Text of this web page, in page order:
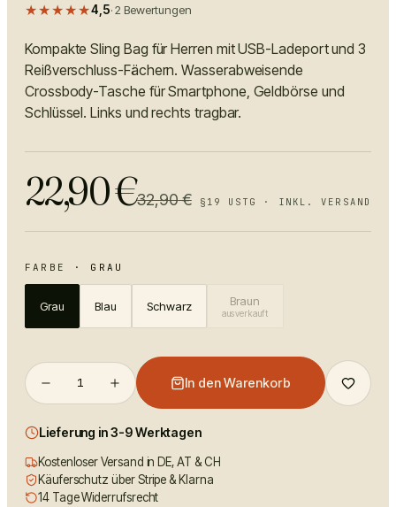
★★★★★4,5·2 Bewertungen
Kompakte Sling Bag für Herren mit USB-Ladeport und 3
Reißverschluss-Fächern. Wasserabweisende
Crossbody-Tasche für Smartphone, Geldbörse und
Schlüssel. Links und rechts tragbar.
22,90€32,90€ §19 USTG · INKL. VERSAND
FARBE · GRAU
Grau Blau Schwarz Braun
ausverkauft
1 In den Warenkorb
Lieferung in 3-9 Werktagen
Kostenloser Versand in DE, AT & CH
Käuferschutz über Stripe & Klarna
14 Tage Widerrufsrecht